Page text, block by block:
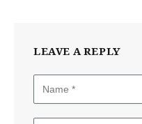
LEAVE A REPLY